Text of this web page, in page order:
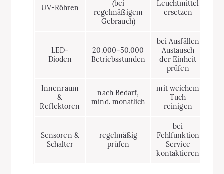
UV-Röhren
(bei
regelmäßigem
Gebrauch)
Leuchtmittel
ersetzen
LED-
Dioden
20.000–50.000
Betriebsstunden
bei Ausfällen
Austausch
der Einheit
prüfen
Innenraum
&
Reflektoren
nach Bedarf,
mind. monatlich
mit weichem
Tuch
reinigen
Sensoren &
Schalter
regelmäßig
prüfen
bei
Fehlfunktion
Service
kontaktieren